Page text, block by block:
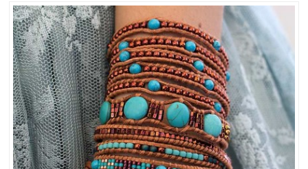
COLIERE SI SETURI
BRATARI CU SNUR
NOUTATI 2024 Hot!
SETURI BRATARI New
COLECTII BRATARI